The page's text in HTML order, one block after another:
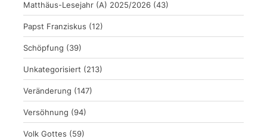
Matthäus-Lesejahr (A) 2025/2026 (43)
Papst Franziskus (12)
Schöpfung (39)
Unkategorisiert (213)
Veränderung (147)
Versöhnung (94)
Volk Gottes (59)